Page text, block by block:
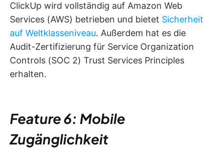
ClickUp wird vollständig auf Amazon Web
Services (AWS) betrieben und bietet Sicherheit
auf Weltklasseniveau. Außerdem hat es die
Audit-Zertifizierung für Service Organization
Controls (SOC 2) Trust Services Principles
erhalten.
Feature 6: Mobile
Zugänglichkeit